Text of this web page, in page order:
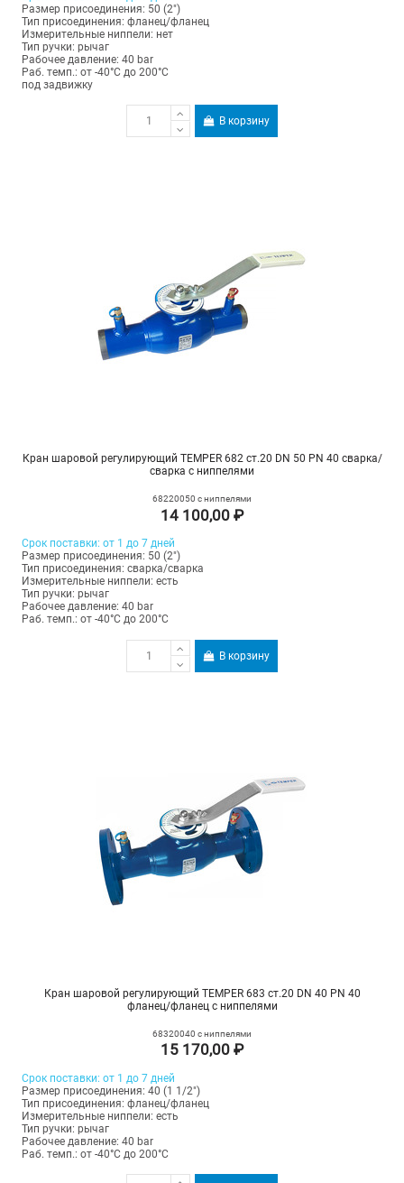
Размер присоединения: 50 (2")
Тип присоединения: фланец/фланец
Измерительные ниппели: нет
Тип ручки: рычаг
Рабочее давление: 40 bar
Раб. темп.: от -40°C до 200°C
под задвижку
В корзину
Кран шаровой регулирующий TEMPER 682 ст.20 DN 50 PN 40 сварка/
сварка с ниппелями
68220050 с ниппелями
14 100,00 ₽
Срок поставки: от 1 до 7 дней
Размер присоединения: 50 (2")
Тип присоединения: сварка/сварка
Измерительные ниппели: есть
Тип ручки: рычаг
Рабочее давление: 40 bar
Раб. темп.: от -40°C до 200°C
В корзину
Кран шаровой регулирующий TEMPER 683 ст.20 DN 40 PN 40
фланец/фланец с ниппелями
68320040 с ниппелями
15 170,00 ₽
Срок поставки: от 1 до 7 дней
Размер присоединения: 40 (1 1/2")
Тип присоединения: фланец/фланец
Измерительные ниппели: есть
Тип ручки: рычаг
Рабочее давление: 40 bar
Раб. темп.: от -40°C до 200°C